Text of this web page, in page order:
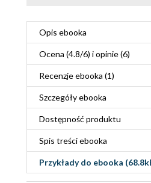
Opis ebooka
Ocena (4.8/6) i opinie (6)
Recenzjeebooka (1)
Szczegółyebooka
Dostępność produktu
Spis treściebooka
Przykłady do ebooka